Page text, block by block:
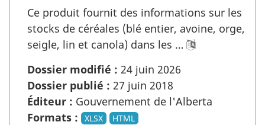
Ce produit fournit des informations sur les
stocks de céréales (blé entier, avoine, orge,
seigle, lin et canola) dans les …
Dossier modifié : 24 juin 2026
Dossier publié : 27 juin 2018
Éditeur : Gouvernement de l'Alberta
Formats :
XLSX HTML